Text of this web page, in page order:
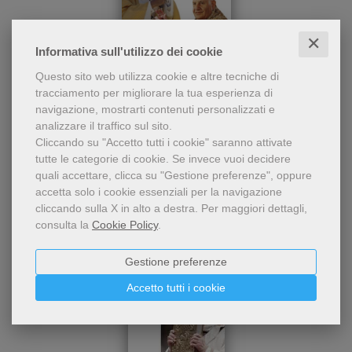
Informativa sull'utilizzo dei cookie ✕
Questo sito web utilizza cookie e altre tecniche di
tracciamento per migliorare la tua esperienza di
navigazione, mostrarti contenuti personalizzati e
analizzare il traffico sul sito.
Cliccando su "Accetto tutti i cookie" saranno attivate
tutte le categorie di cookie. Se invece vuoi decidere
quali accettare, clicca su "Gestione preferenze", oppure
accetta solo i cookie essenziali per la navigazione
cliccando sulla X in alto a destra. Per maggiori dettagli,
consulta la Cookie Policy.
Accetto tutti i cookie
Gestione preferenze
chiedendo l'intercessione di
san Giovanni XXIII e san
Giovanni Paolo II, ispirati
dalle parole e dagli sguardi
di questi due grandi papi,
santi già amati e venerati.
Novene ai santi Giovanni XXIII e Giovanni
Paolo II
Alberto Vela
3,90 €3,71 €